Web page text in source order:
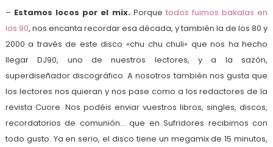
– Estamos locos por el mix.Porque todos fuimos bakalas en
los 90, nos encanta recordar esa década, y también la de los 80 y
2000 a través de este disco «chu chu chuli» que nos ha hecho
llegar DJ90, uno de nuestros lectores, y a la sazón,
superdiseñador discográfico. A nosotros también nos gusta que
los lectores nos quieran y nos pase como a los redactores de la
revista Cuore. Nos podéis enviar vuestros libros, singles, discos,
recordatorios de comunión… que en Sufridores recibimos con
todo gusto. Ya en serio, el disco tiene un megamix de 15 minutos,